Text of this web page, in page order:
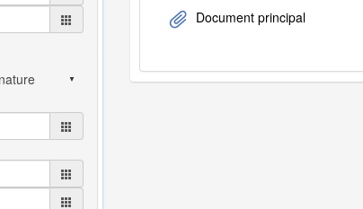
Document principal